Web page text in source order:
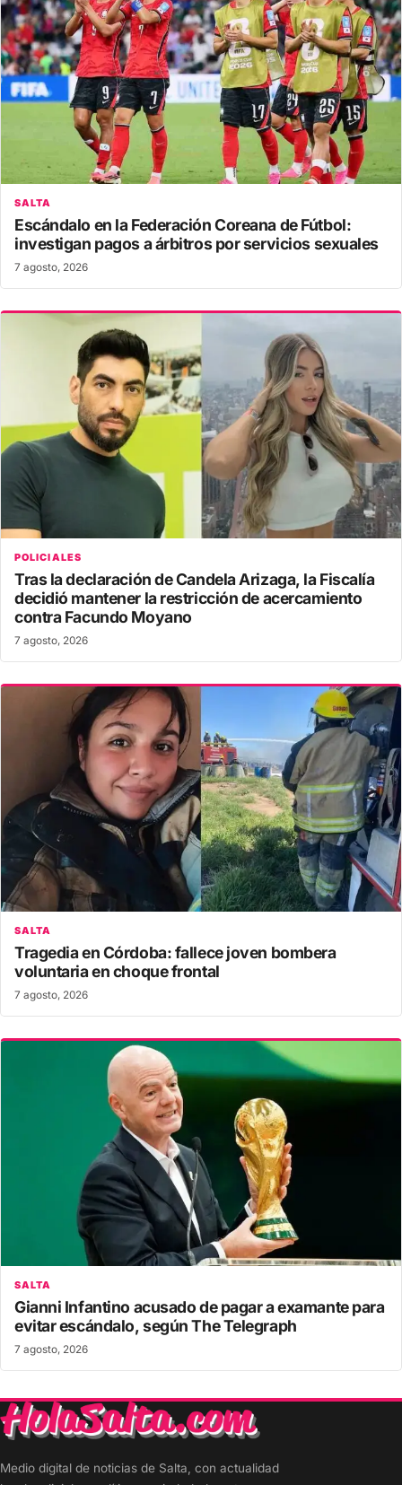
SALTA
Escándalo en la Federación Coreana de Fútbol:
investigan pagos a árbitros por servicios sexuales
7 agosto, 2026
POLICIALES
Tras la declaración de Candela Arizaga, la Fiscalía
decidió mantener la restricción de acercamiento
contra Facundo Moyano
7 agosto, 2026
SALTA
Tragedia en Córdoba: fallece joven bombera
voluntaria en choque frontal
7 agosto, 2026
SALTA
Gianni Infantino acusado de pagar a examante para
evitar escándalo, según The Telegraph
7 agosto, 2026
Medio digital de noticias de Salta, con actualidad